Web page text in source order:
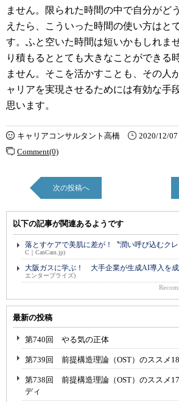
ません。限られた時間の中で自分がど
えたら、こういった時間の使い方はと
す。ふと空いた時間は短いかもしれま
り積もるととても大きなことができる
ません。そこを活かすことも、その人
ャリアを実現させるためには有効な手
思います。
キャリアコンサルタント高橋
2020/12/
Comment(0)
次の投稿へ
以下の記事が関連あるようです
落とすケアで美肌に差が！〝潤い呼び込むク
C｜CanCam.jp)
大阪ガスに学ぶ！ 大手企業が生成AI導入を
エンタープライズ)
最新の投稿
第740回 やる気の正体
第739回 前提構造理論（OST）のススメ
第738回 前提構造理論（OST）のススメ
ディ